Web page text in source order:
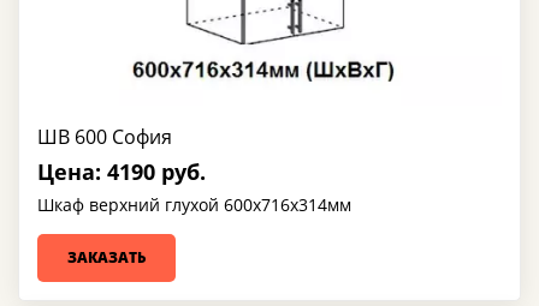
ШВ 600 София
Цена: 4190 руб.
Шкаф верхний глухой 600х716х314мм
ЗАКАЗАТЬ